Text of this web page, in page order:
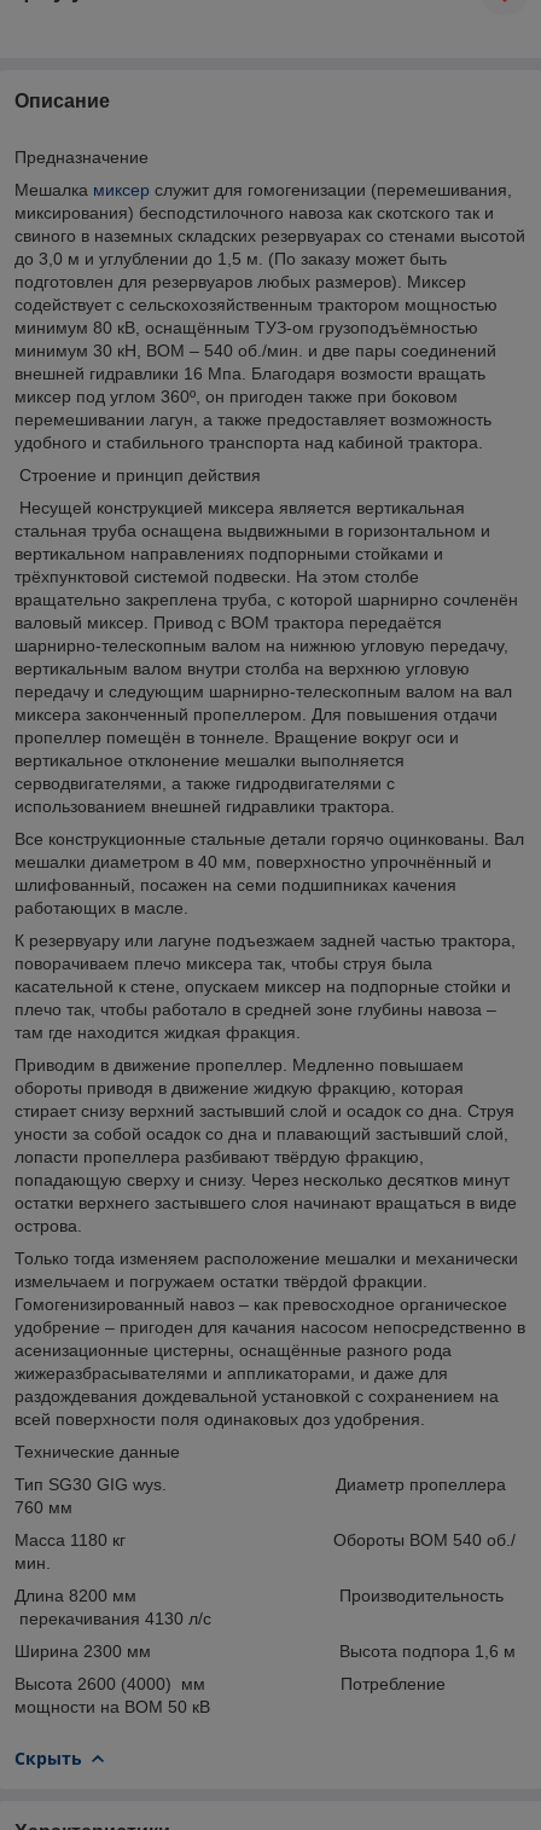
Описание
Предназначение
Мешалка миксер служит для гомогенизации (перемешивания,
миксирования) бесподстилочного навоза как скотского так и
свиного в наземных складских резервуарах со стенами высотой
до 3,0 м и углублении до 1,5 м. (По заказу может быть
подготовлен для резервуаров любых размеров). Миксер
содействует с сельскохозяйственным трактором мощностью
минимум 80 кВ, оснащённым ТУЗ-ом грузоподъёмностью
минимум 30 кН, ВОМ – 540 об./мин. и две пары соединений
внешней гидравлики 16 Мпа. Благодаря возмости вращать
миксер под углом 360º, он пригоден также при боковом
перемешивании лагун, а также предоставляет возможность
удобного и стабильного транспорта над кабиной трактора.
Строение и принцип действия
Несущей конструкцией миксера является вертикальная
стальная труба оснащена выдвижными в горизонтальном и
вертикальном направлениях подпорными стойками и
трёхпунктовой системой подвески. На этом столбе
вращательно закреплена труба, с которой шарнирно сочленён
валовый миксер. Привод с ВОМ трактора передаётся
шарнирно-телескопным валом на нижнюю угловую передачу,
вертикальным валом внутри столба на верхнюю угловую
передачу и следующим шарнирно-телескопным валом на вал
миксера законченный пропеллером. Для повышения отдачи
пропеллер помещён в тоннеле. Вращение вокруг оси и
вертикальное отклонение мешалки выполняется
серводвигателями, а также гидродвигателями с
использованием внешней гидравлики трактора.
Все конструкционные стальные детали горячо оцинкованы. Вал
мешалки диаметром в 40 мм, поверхностно упрочнённый и
шлифованный, посажен на семи подшипниках качения
работающих в масле.
К резервуару или лагуне подъезжаем задней частью трактора,
поворачиваем плечо миксера так, чтобы струя была
касательной к стене, опускаем миксер на подпорные стойки и
плечо так, чтобы работало в средней зоне глубины навоза –
там где находится жидкая фракция.
Приводим в движение пропеллер. Медленно повышаем
обороты приводя в движение жидкую фракцию, которая
стирает снизу верхний застывший слой и осадок со дна. Струя
уности за собой осадок со дна и плавающий застывший слой,
лопасти пропеллера разбивают твёрдую фракцию,
попадающую сверху и снизу. Через несколько десятков минут
остатки верхнего застывшего слоя начинают вращаться в виде
острова.
Только тогда изменяем расположение мешалки и механически
измельчаем и погружаем остатки твёрдой фракции.
Гомогенизированный навоз – как превосходное органическое
удобрение – пригоден для качания насосом непосредственно в
асенизационные цистерны, оснащённые разного рода
жижеразбрасывателями и аппликаторами, и даже для
раздождевания дождевальной установкой с сохранением на
всей поверхности поля одинаковых доз удобрения.
Технические данные
Тип SG30 GIG wys. Диаметр пропеллера
760 мм
Масса 1180 кг Обороты ВОМ 540 об./
мин.
Длина 8200 мм Производительность
перекачивания 4130 л/с
Ширина 2300 мм Высота подпора 1,6 м
Высота 2600 (4000) мм Потребление
мощности на ВОМ 50 кВ
Скрыть